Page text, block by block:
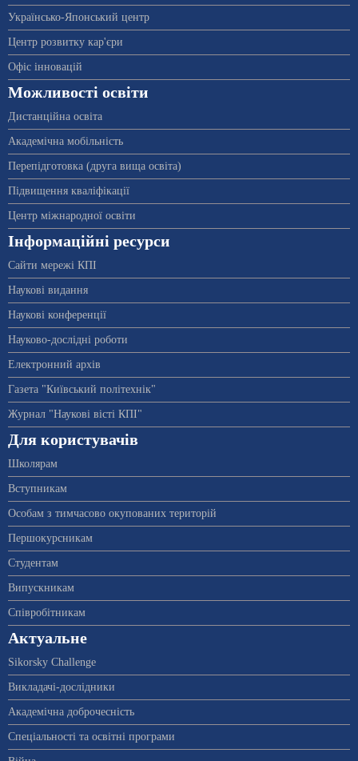
Українсько-Японський центр
Центр розвитку кар'єри
Офіс інновацій
Можливості освіти
Дистанційна освіта
Академічна мобільність
Перепідготовка (друга вища освіта)
Підвищення кваліфікації
Центр міжнародної освіти
Інформаційні ресурси
Сайти мережі КПІ
Наукові видання
Наукові конференції
Науково-дослідні роботи
Електронний архів
Газета "Київський політехнік"
Журнал "Наукові вісті КПІ"
Для користувачів
Школярам
Вступникам
Особам з тимчасово окупованих територій
Першокурсникам
Студентам
Випускникам
Співробітникам
Актуальне
Sikorsky Challenge
Викладачі-дослідники
Академічна доброчесність
Спеціальності та освітні програми